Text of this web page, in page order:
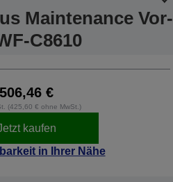
Maintenance Vor-
C8610
506,46 €
(425,60 € ohne MwSt.)
kaufen
in Ihrer Nähe